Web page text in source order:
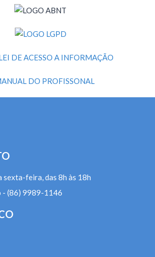
sexta-feira, das 8h às 18h
- (86) 9989-1146